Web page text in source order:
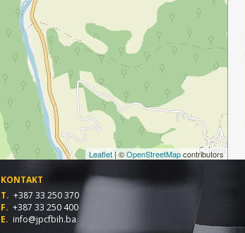
Leaflet | ©OpenStreetMapcontributors
KONTAKT
T. +387 33 250 370
F. +387 33 250 400
E. info@jpcfbih.ba